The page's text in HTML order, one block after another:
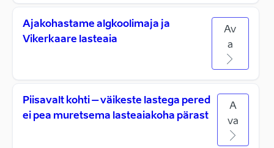
Ajakohastame algkoolimaja ja
Vikerkaare lasteaia
Av
a
Piisavalt kohti – väikeste lastega pered
ei pea muretsema lasteaiakoha pärast
A
va